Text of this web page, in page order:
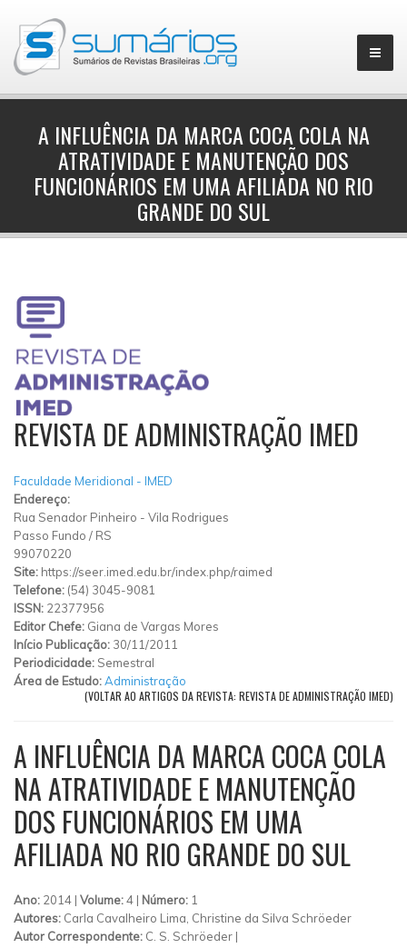
A INFLUÊNCIA DA MARCA COCA COLA NA
ATRATIVIDADE E MANUTENÇÃO DOS
FUNCIONÁRIOS EM UMA AFILIADA NO RIO
GRANDE DO SUL
REVISTA DE ADMINISTRAÇÃO IMED
Faculdade Meridional - IMED
Endereço:
Rua Senador Pinheiro - Vila Rodrigues
Passo Fundo / RS
99070220
Site: https://seer.imed.edu.br/index.php/raimed
Telefone: (54) 3045-9081
ISSN: 22377956
Editor Chefe: Giana de Vargas Mores
Início Publicação: 30/11/2011
Periodicidade: Semestral
Área de Estudo:Administração
(VOLTAR AO ARTIGOS DA REVISTA: REVISTA DE ADMINISTRAÇÃO IMED)
A INFLUÊNCIA DA MARCA COCA COLA
NA ATRATIVIDADE E MANUTENÇÃO
DOS FUNCIONÁRIOS EM UMA
AFILIADA NO RIO GRANDE DO SUL
Ano: 2014 | Volume:4 | Número: 1
Autores: Carla Cavalheiro Lima, Christine da Silva Schröeder
Autor Correspondente: C. S. Schröeder |